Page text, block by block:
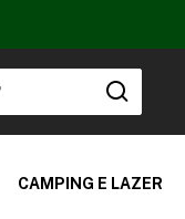
CAMPING E LAZER